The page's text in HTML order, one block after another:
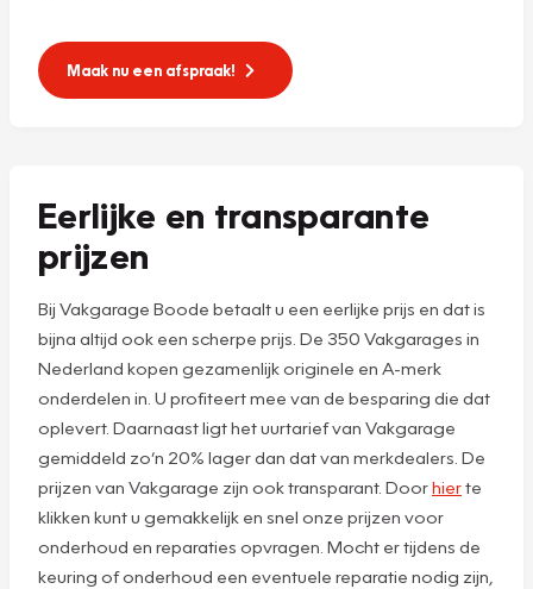
Maak nu een afspraak!
Eerlijke en transparante
prijzen
Bij Vakgarage Boode betaalt u een eerlijke prijs en dat is
bijna altijd ook een scherpe prijs. De 350 Vakgarages in
Nederland kopen gezamenlijk originele en A-merk
onderdelen in. U profiteert mee van de besparing die dat
oplevert. Daarnaast ligt het uurtarief van Vakgarage
gemiddeld zo’n 20% lager dan dat van merkdealers. De
prijzen van Vakgarage zijn ook transparant. Doorhierte
klikken kunt u gemakkelijk en snel onze prijzen voor
onderhoud en reparaties opvragen. Mocht er tijdens de
keuring of onderhoud een eventuele reparatie nodig zijn,